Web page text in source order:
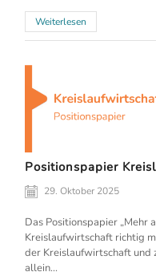
Weiterlesen
Positionspapier
29. Oktober 2025
Das Positionspapier „Mehr
Kreislaufwirtschaft richtig
der Kreislaufwirtschaft und
allein...